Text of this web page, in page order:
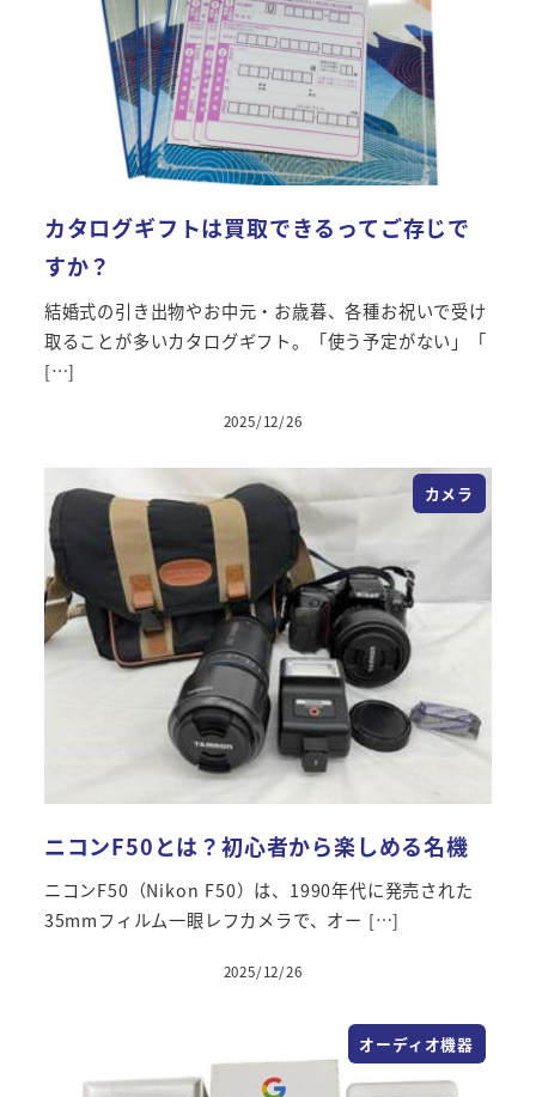
カタログギフトは買取できるってご存じで
すか？
結婚式の引き出物やお中元・お歳暮、各種お祝いで受け
取ることが多いカタログギフト。「使う予定がない」「
[…]
2025/12/26
カメラ
ニコンF50とは？初心者から楽しめる名機
ニコンF50（Nikon F50）は、1990年代に発売された
35mmフィルム一眼レフカメラで、オー […]
2025/12/26
オーディオ機器